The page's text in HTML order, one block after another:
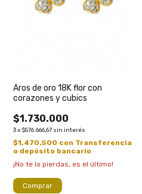
Aros de oro 18K flor con
corazones y cubics
$1.730.000
3x $576.666,67 sin interés
$1.470.500 con Transferencia
o depósito bancario
¡No te lo pierdas, es el último!
Comprar